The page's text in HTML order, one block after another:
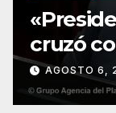
cruzó
advirtió
político
AGOSTO 6,